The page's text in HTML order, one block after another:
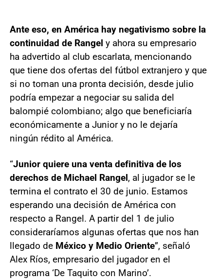
Ante eso, en América hay negativismo sobre la
continuidad de Rangel y ahora su empresario
ha advertido al club escarlata, mencionando
que tiene dos ofertas del fútbol extranjero y que
si no toman una pronta decisión, desde julio
podría empezar a negociar su salida del
balompié colombiano; algo que beneficiaría
económicamente a Junior y no le dejaría
ningún rédito al América.
“Junior quiere una venta definitiva de los
derechos de Michael Rangel, al jugador se le
termina el contrato el 30 de junio. Estamos
esperando una decisión de América con
respecto a Rangel. A partir del 1 de julio
consideraríamos algunas ofertas que nos han
llegado de México y Medio Oriente”, señaló
Alex Ríos, empresario del jugador en el
programa ‘De Taquito con Marino’.